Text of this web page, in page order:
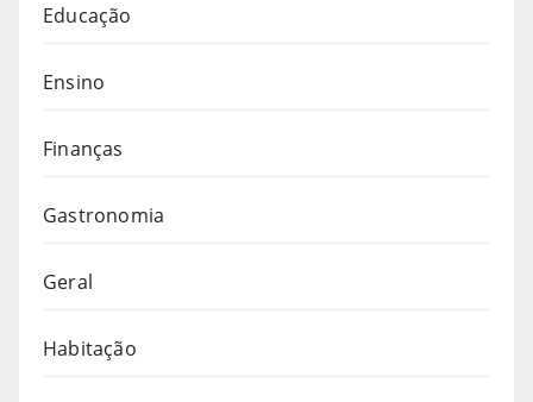
Educação
Ensino
Finanças
Gastronomia
Geral
Habitação